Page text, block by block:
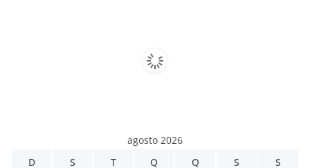
agosto 2026
D
S T Q Q S S